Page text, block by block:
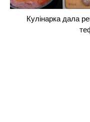
Кулінарка дала